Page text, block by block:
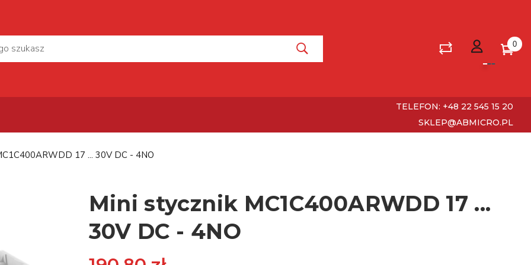
0
TELEFON: +48 22 545 15 20
SKLEP@ABMICRO.PL
17 ... 30V DC - 4NO
Mini stycznik MC1C400ARWDD 17 ...
30V DC - 4NO